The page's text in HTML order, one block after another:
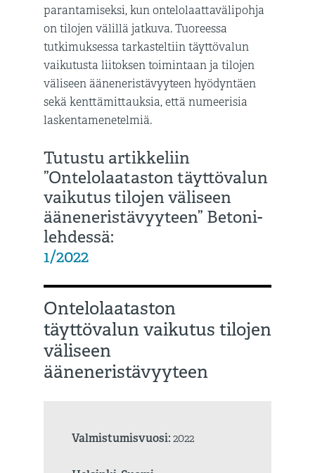
parantamiseksi, kun ontelolaattavälipohja
on tilojen välillä jatkuva. Tuoreessa
tutkimuksessa tarkasteltiin täyttövalun
vaikutusta liitoksen toimintaan ja tilojen
väliseen ääneneristävyyteen hyödyntäen
sekä kenttämittauksia, että numeerisia
laskentamenetelmiä.
Tutustu artikkeliin
”Ontelolaataston täyttövalun
vaikutus tilojen väliseen
ääneneristävyyteen” Betoni-
lehdessä:
1/2022
Ontelolaataston
täyttövalun vaikutus tilojen
väliseen
ääneneristävyyteen
Valmistumisvuosi: 2022